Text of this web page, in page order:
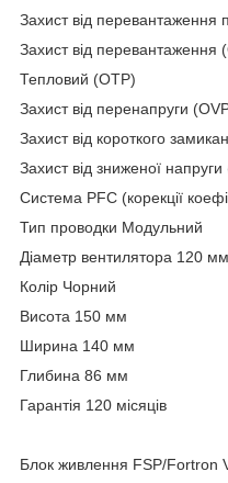
Захист від перевантаження
Захист від перевантаження
Тепловий (OTP)
Захист від перенапруги
Захист від короткого
Захист від зниженої напруги
Система PFC (корекції
Тип проводки Модульний
Діаметр вентилятора 120 мм
Колір Чорний
Висота 150 мм
Ширина 140 мм
Глибина 86 мм
Гарантія 120 місяців
Блок живлення FSP/Fortron